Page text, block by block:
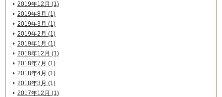
2019年12月 (1)
2019年8月 (1)
2019年3月 (1)
2019年2月 (1)
2019年1月 (1)
2018年12月 (1)
2018年7月 (1)
2018年4月 (1)
2018年3月 (1)
2017年12月 (1)